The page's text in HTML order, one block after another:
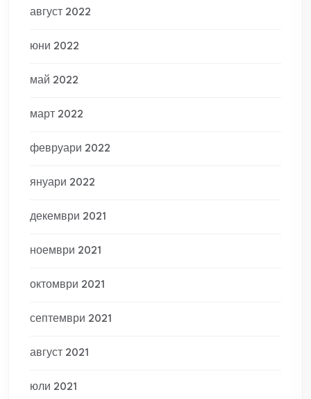
август 2022
юни 2022
май 2022
март 2022
февруари 2022
януари 2022
декември 2021
ноември 2021
октомври 2021
септември 2021
август 2021
юли 2021